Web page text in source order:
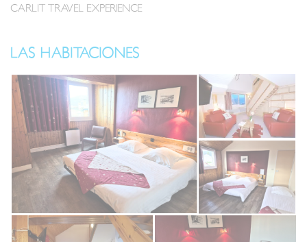
CARLIT TRAVEL EXPERIENCE
LAS HABITACIONES